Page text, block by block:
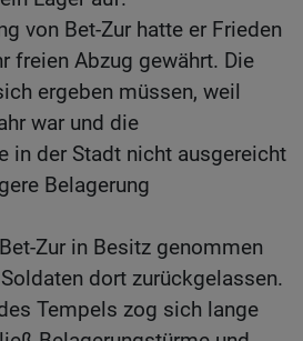
von Bet-Zur hatte er Frieden
freien Abzug gewährt. Die
ergeben müssen, weil
war und die
in der Stadt nicht ausgereicht
Belagerung
Zur in Besitz genommen
dort zurückgelassen.
Tempels zog sich lange